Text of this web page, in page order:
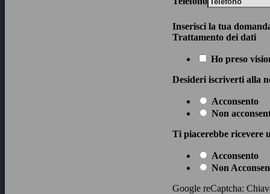
Inserisci la tua
Trattamento dei dati
Ho preso
Desideri iscriverti alla
Acconsento
Non
Ti piacerebbe ricevere
Acconsento
Non
Google reCaptcha: